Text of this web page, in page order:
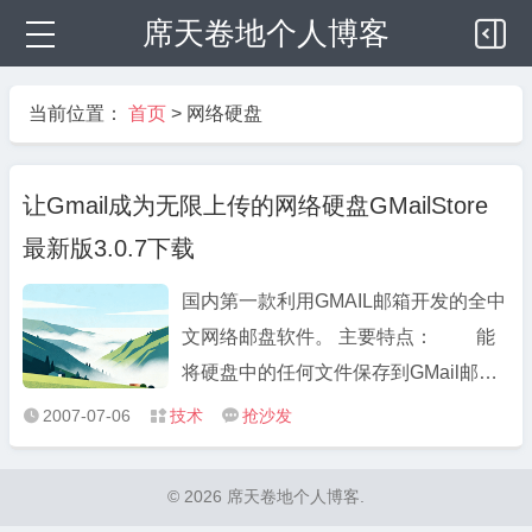
席天卷地个人博客
当前位置： 首页 > 网络硬盘
让Gmail成为无限上传的网络硬盘GMailStore
最新版3.0.7下载
国内第一款利用GMAIL邮箱开发的全中
文网络邮盘软件。 主要特点： 能
将硬盘中的任何文件保存到GMail邮箱
中,不限制文件大小,不限制文件扩展名;
完全解决了中文乱码问题; 支
 2007-07-06  技术  抢沙发
© 2026 席天卷地个人博客.